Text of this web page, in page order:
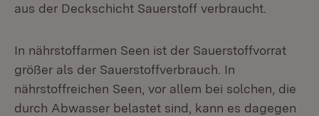
aus der Deckschicht Sauerstoff verbraucht.
In nährstoffarmen Seen ist der Sauerstoffvorrat
größer als der Sauerstoffverbrauch. In
nährstoffreichen Seen, vor allem bei solchen, die
durch Abwasser belastet sind, kann es dagegen